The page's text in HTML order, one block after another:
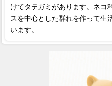
けてタテガミがあります。ネコ
スを中心とした群れを作って生
います。